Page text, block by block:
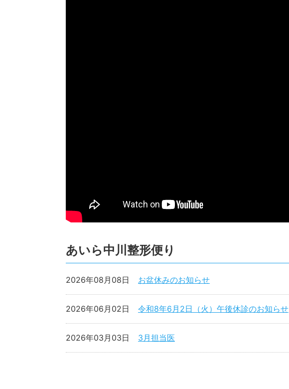
あいら中川整形便り
お盆休みのお知らせ
2026年08月08日
令和8年6月2日（火）午後休診のお知らせ
2026年06月02日
3月担当医
2026年03月03日